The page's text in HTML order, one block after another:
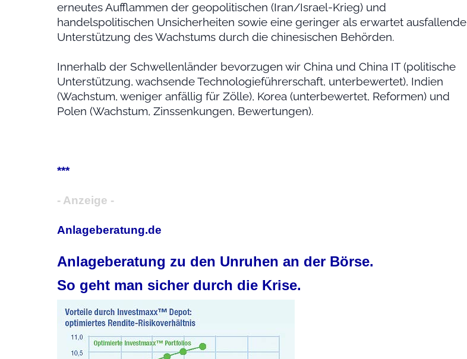
erneutes Aufflammen der geopolitischen (Iran/Israel-Krieg) und
handelspolitischen Unsicherheiten sowie eine geringer als erwartet ausfallende
Unterstützung des Wachstums durch die chinesischen Behörden.
Innerhalb der Schwellenländer bevorzugen wir China und China IT (politische
Unterstützung, wachsende Technologieführerschaft, unterbewertet), Indien
(Wachstum, weniger anfällig für Zölle), Korea (unterbewertet, Reformen) und
Polen (Wachstum, Zinssenkungen, Bewertungen).
***
- Anzeige -
Anlageberatung.de
Anlageberatung zu den Unruhen an der Börse.
So geht man sicher durch die Krise.